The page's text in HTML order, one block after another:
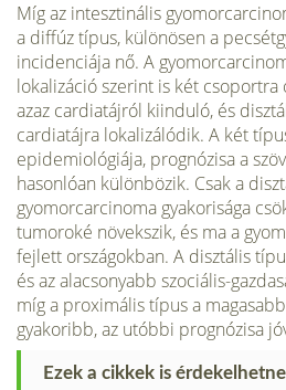
Míg az intesztinális
a diffúz típus, különösen a
incidenciája nő. A
lokalizáció szerint is két csoportra
azaz cardiatájról kiinduló, és
cardiatájra lokalizálódik. A két
epidemiológiája, prognózisa a
hasonló­an különbözik. Csak a
gyomorcar­cinoma gyakorisága
tumoroké növekszik, és ma a
fejlett or­szágokban. A disztális
és az alacsonyabb szociális-
míg a proximális típus a
gya­koribb, az utóbbi prognózisa
Ezek a cikkek is